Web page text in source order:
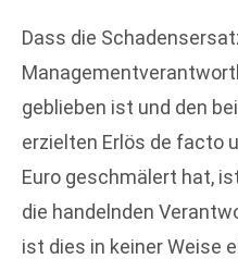
Dass die
geblieben ist und den
erzielten Erlös de facto
Euro geschmälert hat,
die handelnden
ist dies in keiner Weise